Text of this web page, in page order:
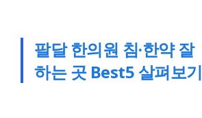
팔달 한의원 침·한약 잘
하는 곳 Best5 살펴보기